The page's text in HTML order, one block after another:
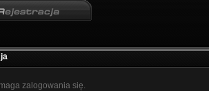
zalogowania się.